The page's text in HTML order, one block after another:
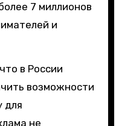
7 миллионов
и
в России
возможности
для
не